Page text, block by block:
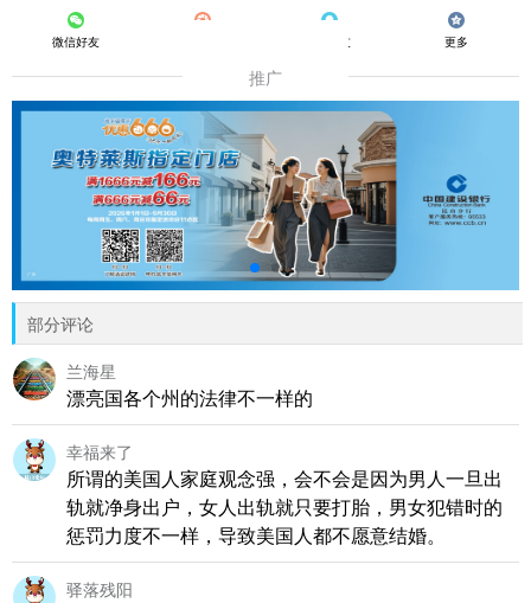
微信好友 QQ好友 更多
推广
部分评论
兰海星
漂亮国各个州的法律不一样的
幸福来了
所谓的美国人家庭观念强，会不会是因为男人一旦出
轨就净身出户，女人出轨就只要打胎，男女犯错时的
惩罚力度不一样，导致美国人都不愿意结婚。
驿落残阳